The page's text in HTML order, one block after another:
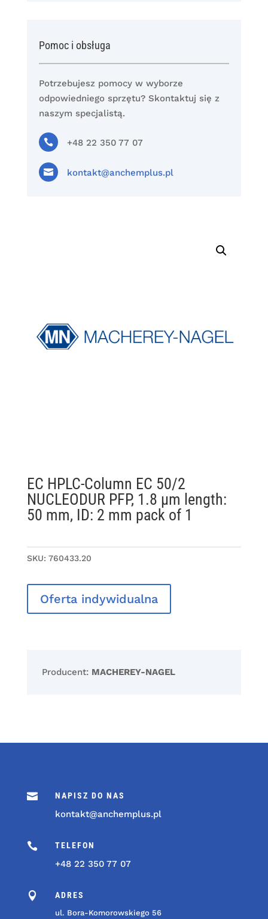
Pomoc i obsługa
Potrzebujesz pomocy w wyborze
odpowiedniego sprzętu? Skontaktuj się z
naszym specjalistą.
 +48 22 350 77 07
 kontakt@anchemplus.pl
EC HPLC-Column EC 50/2
NUCLEODUR PFP, 1.8 µm length:
50 mm, ID: 2 mm pack of 1
SKU: 760433.20
Oferta indywidualna
Producent: MACHEREY-NAGEL
 NAPISZ DO NAS
kontakt@anchemplus.pl
 TELEFON
+48 22 350 77 07
 ADRES
ul. Bora-Komorowskiego 56